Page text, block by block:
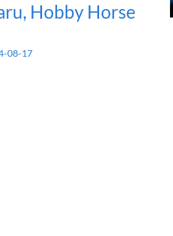
Hobby Horse
08-17